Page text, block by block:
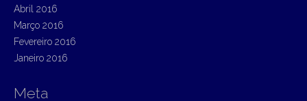
Abril 2016
Março 2016
Fevereiro 2016
Janeiro 2016
Meta